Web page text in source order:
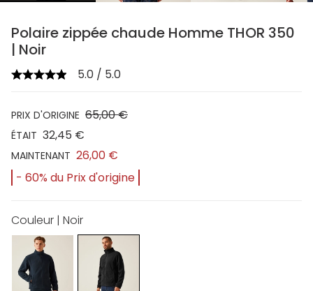
Polaire zippée chaude Homme THOR 350
| Noir
5.0 / 5.0
PRIX D'ORIGINE 65,00 €
ÉTAIT 32,45 €
MAINTENANT 26,00 €
- 60% du Prix d'origine
Couleur | Noir